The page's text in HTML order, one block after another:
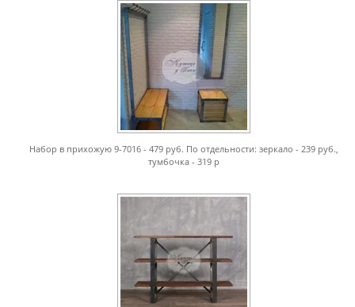
Набор в прихожую 9-7016 - 479 руб. По отдельности: зеркало - 239 руб.,
тумбочка - 319 р